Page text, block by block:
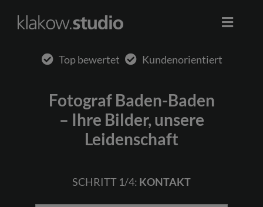
Toggle
Start
Werbung
Business
Top bewertet Kundenorientiert
Fotograf Baden-Baden
– Ihre Bilder, unsere
Leidenschaft
SCHRITT 1/4: KONTAKT